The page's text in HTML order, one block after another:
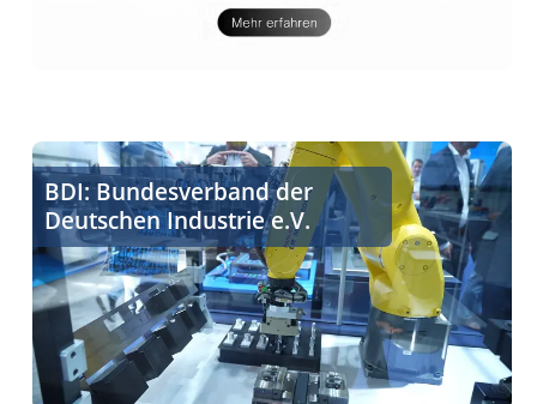
Aufgaben und Ziele des BDI
BDI: Bundesverband der
Deutschen Industrie e.V.